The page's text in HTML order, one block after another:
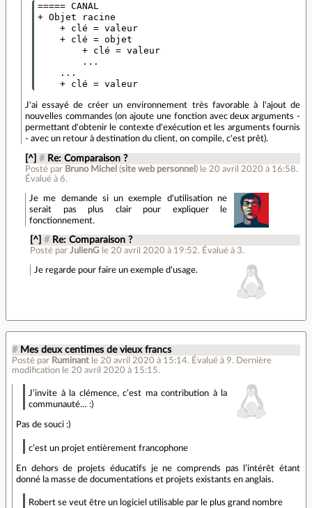
===== CANAL
+ Objet racine
    + clé = valeur
    + clé = objet
        + clé = valeur
        ...
    ...
J'ai essayé de créer un environnement très favorable à l'ajout de
nouvelles commandes (on ajoute une fonction avec deux arguments -
permettant d'obtenir le contexte d'exécution et les arguments fournis
- avec un retour à destination du client, on compile, c'est prêt).
[^] # Re: Comparaison ?
Posté par Bruno Michel (site web personnel ) le 20 avril 2020 à 16:58.
Évalué à6.
Je me demande si un exemple d'utilisation ne
serait pas plus clair pour expliquer le
fonctionnement.
[^] # Re: Comparaison ?
Posté par JulienG le 20 avril 2020 à 19:52.Évalué à 3.
Je regarde pour faire un exemple d'usage.
# Mes deux centimes de vieux francs
Posté par Ruminant le 20 avril 2020 à 15:14. Évalué à 9. Dernière
modification le 20 avril 2020 à 15:15.
J’invite à la clémence, c’est ma contribution à la
communauté… :)
Pas de souci :)
c’est un projet entièrement francophone
En dehors de projets éducatifs je ne comprends pas l’intérêt étant
donné la masse de documentations et projets existants en anglais.
Robert se veut être un logiciel utilisable par le plus grand nombre